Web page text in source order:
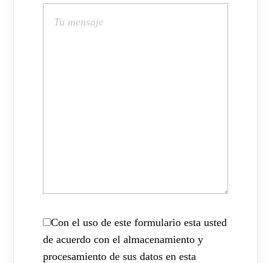
Con el uso de este formulario esta usted
de acuerdo con el almacenamiento y
procesamiento de sus datos en esta